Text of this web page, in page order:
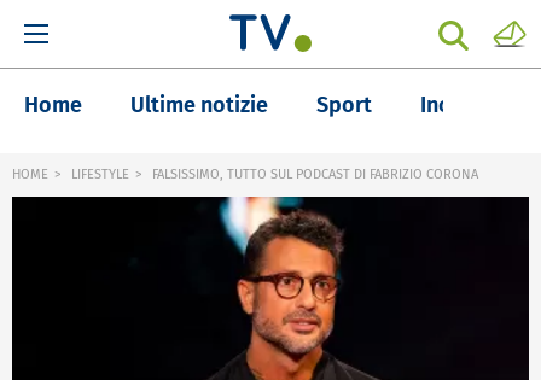
Home Ultime notizie Sport Inchieste
HOME LIFESTYLE FALSISSIMO, TUTTO SUL PODCAST DI FABRIZIO CORONA